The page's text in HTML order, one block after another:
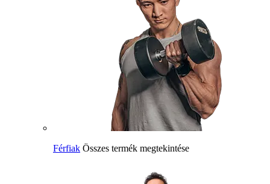
Férfiak Összes termék megtekintése